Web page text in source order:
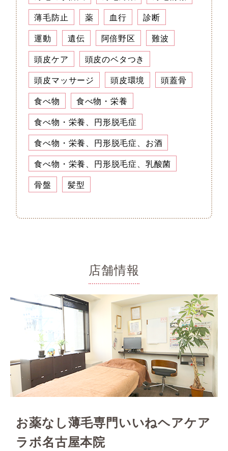
薄毛防止
薬 血行
診断
運動
遺伝 阿倍野区
難波
頭皮ケア
頭皮のベタつき
頭皮マッサージ
頭皮環境
頭蓋骨
食べ物
食べ物・栄養
食べ物・栄養、円形脱毛症
食べ物・栄養、円形脱毛症、お酒
食べ物・栄養、円形脱毛症、乳酸菌
骨盤
髪型
店舗情報
お薬なし薄毛専門いいねヘアケア
ラボ名古屋本院